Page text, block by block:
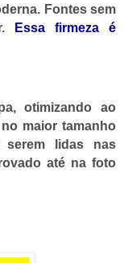
Fontes sem
Essa firmeza é
otimizando ao
maior tamanho
lidas nas
até na foto